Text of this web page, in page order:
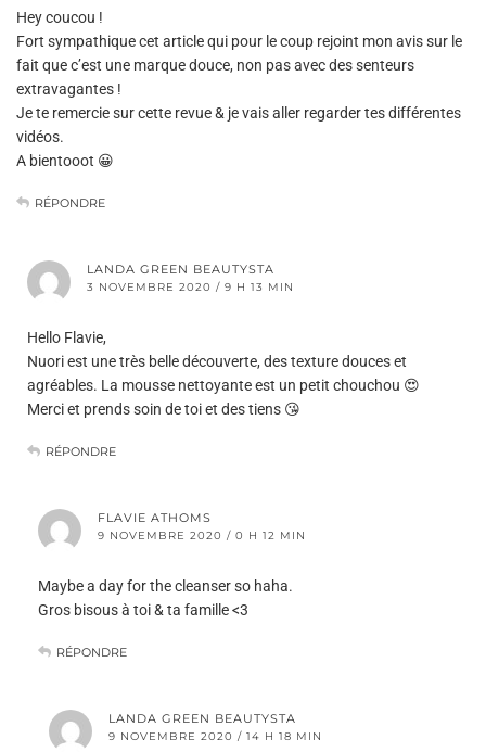
Hey coucou !
Fort sympathique cet article qui pour le coup rejoint mon avis sur le
fait que c’est une marque douce, non pas avec des senteurs
extravagantes !
Je te remercie sur cette revue & je vais aller regarder tes différentes
vidéos.
A bientooot 😀
RÉPONDRE
LANDA GREEN BEAUTYSTA
3 NOVEMBRE 2020 / 9 H 13 MIN
Hello Flavie,
Nuori est une très belle découverte, des texture douces et
agréables. La mousse nettoyante est un petit chouchou 😍
Merci et prends soin de toi et des tiens 😘
RÉPONDRE
FLAVIE ATHOMS
9 NOVEMBRE 2020 / 0 H 12 MIN
Maybe a day for the cleanser so haha.
Gros bisous à toi & ta famille <3
RÉPONDRE
LANDA GREEN BEAUTYSTA
9 NOVEMBRE 2020 / 14 H 18 MIN